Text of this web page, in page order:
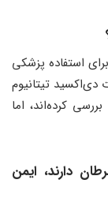
استفاده پزشکی
دی‌اکسید تیتانیوم
کرده‌اند، اما
دارند، ایمن